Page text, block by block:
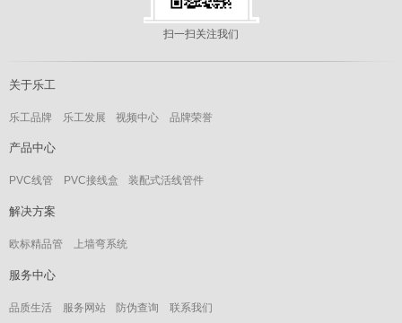
扫一扫关注我们
关于乐工
乐工品牌 乐工发展 视频中心 品牌荣誉
产品中心
PVC线管 PVC接线盒 装配式活线管件
解决方案
欧标精品管 上墙弯系统
服务中心
品质生活 服务网站 防伪查询 联系我们